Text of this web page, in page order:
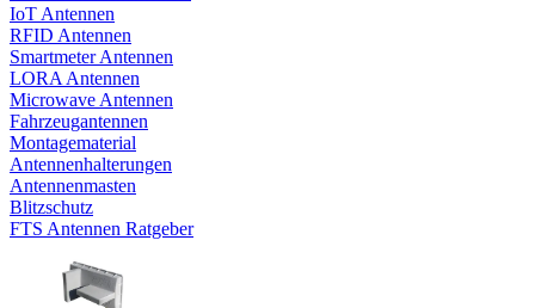
IoT Antennen
RFID Antennen
Smartmeter Antennen
LORA Antennen
Microwave Antennen
Fahrzeugantennen
Montagematerial
Antennenhalterungen
Antennenmasten
Blitzschutz
FTS Antennen Ratgeber